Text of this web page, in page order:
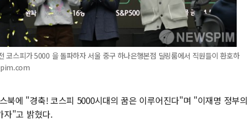
코스피가 5000 을 돌파하자 서울 중구 하나은행본점 딜링룸에서 직원들이 환호하
북에 "경축! 코스피 5000시대의 꿈은 이루어진다"며 "이재명 정부의
자"고 밝혔다.